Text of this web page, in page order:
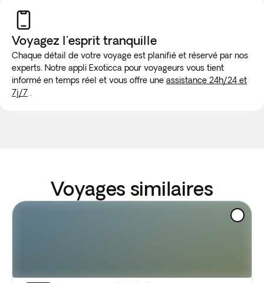
Voyagez l'esprit tranquille
Chaque détail de votre voyage est planifié et réservé par nos
experts. Notre appli Exoticca pour voyageurs vous tient
informé en temps réel et vous offre une assistance 24h/24 et
7j/7
Voyages similaires